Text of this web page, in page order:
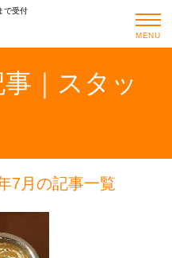
で受付
MENU
｜スタッ
7月の記事一覧